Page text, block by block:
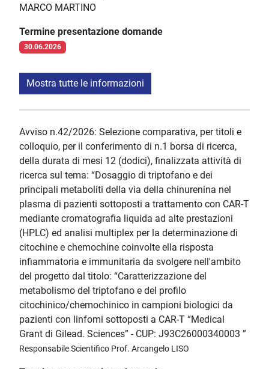
MARCO MARTINO
Termine presentazione domande
30.06.2026
Mostra tutte le informazioni
Avviso n.42/2026: Selezione comparativa, per titoli e
colloquio, per il conferimento di n.1 borsa di ricerca,
della durata di mesi 12 (dodici), finalizzata attività di
ricerca sul tema: “Dosaggio di triptofano e dei
principali metaboliti della via della chinurenina nel
plasma di pazienti sottoposti a trattamento con CAR-T
mediante cromatografia liquida ad alte prestazioni
(HPLC) ed analisi multiplex per la determinazione di
citochine e chemochine coinvolte ella risposta
infiammatoria e immunitaria da svolgere nell'ambito
del progetto dal titolo: “Caratterizzazione del
metabolismo del triptofano e del profilo
citochinico/chemochinico in campioni biologici da
pazienti con linfomi sottoposti a CAR-T “Medical
Grant di Gilead. Sciences” - CUP: J93C26000340003 ”
Responsabile Scientifico Prof. Arcangelo LISO